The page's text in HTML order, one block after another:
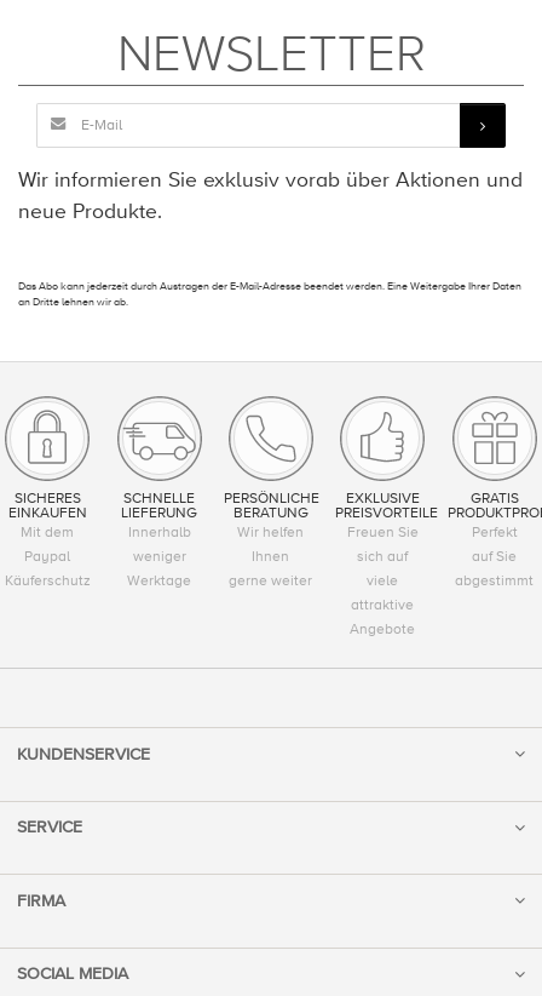
NEWSLETTER
Wir informieren Sie exklusiv vorab über Aktionen und
neue Produkte.
Das Abo kann jederzeit durch Austragen der E-Mail-Adresse beendet werden. Eine Weitergabe Ihrer Daten
an Dritte lehnen wir ab.
SICHERES
EINKAUFEN
Mit dem
Paypal
Käuferschutz
SCHNELLE
LIEFERUNG
Innerhalb
weniger
Werktage
PERSÖNLICHE
BERATUNG
Wir helfen
Ihnen
gerne weiter
EXKLUSIVE
PREISVORTEILE
Freuen Sie
sich auf
viele
attraktive
Angebote
GRATIS
Perfekt
auf Sie
abgestimmt
KUNDENSERVICE
SERVICE
FIRMA
SOCIAL MEDIA